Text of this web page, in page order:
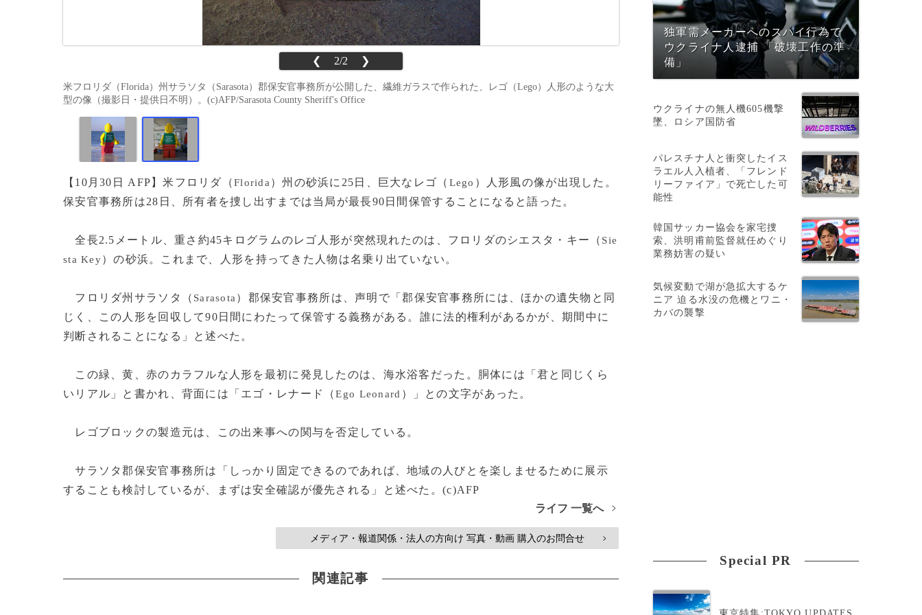
❮ 2/2 ❯
米フロリダ（Florida）州サラソタ（Sarasota）郡保安官事務所が公開した、繊維ガラスで作られた、レゴ（Lego）人形のような大
型の像（撮影日・提供日不明）。(c)AFP/Sarasota County Sheriff's Office
【10月30日 AFP】米フロリダ（Florida ）州の砂浜に25日、巨大なレゴ（ Lego ）人形風の像が出現した。
保安官事務所は28日、所有者を捜し出すまでは当局が最長90日間保管することになると語った。
全長2.5メートル、重さ約45キログラムのレゴ人形が突然現れたのは、フロリダのシエスタ・キー（ Sie
sta Key）の砂浜。これまで、人形を持ってきた人物は名乗り出ていない。
フロリダ州サラソタ（ Sarasota ）郡保安官事務所は、声明で「郡保安官事務所には、ほかの遺失物と同
じく、この人形を回収して90日間にわたって保管する義務がある。誰に法的権利があるかが、期間中に
判断されることになる」と述べた。
この緑、黄、赤のカラフルな人形を最初に発見したのは、海水浴客だった。胴体には「君と同じくら
いリアル」と書かれ、背面には「エゴ・レナード（Ego Leonard ）」との文字があった。
レゴブロックの製造元は、この出来事への関与を否定している。
サラソタ郡保安官事務所は「しっかり固定できるのであれば、地域の人びとを楽しませるために展示
することも検討しているが、まずは安全確認が優先される」と述べた。(c)AFP
ライフ 一覧へ
>
メディア・報道関係・法人の方向け 写真・動画 購入のお問合せ >
関連記事
独軍需メーカーへのスパイ行為で
ウクライナ人逮捕 「破壊工作の準
備」
ウクライナの無人機605機撃
墜、ロシア国防省
パレスチナ人と衝突したイス
ラエル人入植者、「フレンド
リーファイア」で死亡した可
能性
韓国サッカー協会を家宅捜
索、洪明甫前監督就任めぐり
業務妨害の疑い
気候変動で湖が急拡大するケ
ニア 迫る水没の危機とワニ・
カバの襲撃
Special PR
東京特集:TOKYO UPDATES